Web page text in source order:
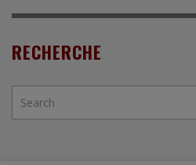
RECHERCHE